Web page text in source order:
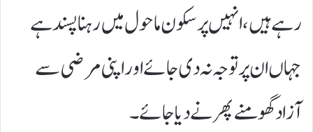
رہے ہیں، انہیں پرسکون ماحول میں رہنا پسند ہے
جہاں ان پر توجہ نہ دی جائے اور اپنی مرضی سے
آزاد گھومنے پھرنے دیا جائے۔